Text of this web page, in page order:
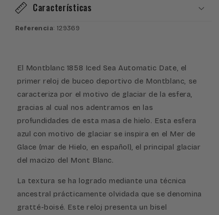
Características
Referencia: 129369
El Montblanc 1858 Iced Sea Automatic Date, el
primer reloj de buceo deportivo de Montblanc, se
caracteriza por el motivo de glaciar de la esfera,
gracias al cual nos adentramos en las
profundidades de esta masa de hielo. Esta esfera
azul con motivo de glaciar se inspira en el Mer de
Glace (mar de Hielo, en español), el principal glaciar
del macizo del Mont Blanc.
La textura se ha logrado mediante una técnica
ancestral prácticamente olvidada que se denomina
gratté-boisé. Este reloj presenta un bisel